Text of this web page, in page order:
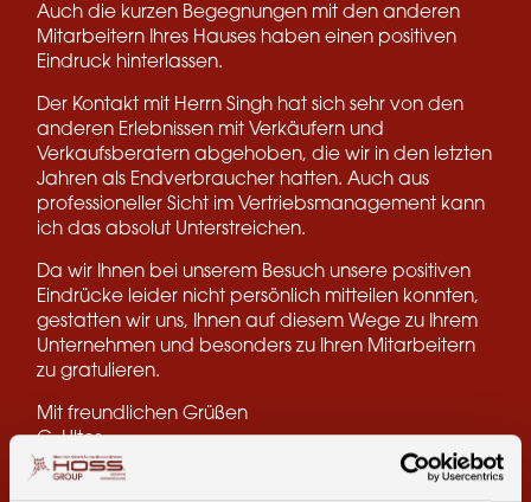
Auch die kurzen Begegnungen mit den anderen
Mitarbeitern Ihres Hauses haben einen positiven
Eindruck hinterlassen.
Der Kontakt mit Herrn Singh hat sich sehr von den
anderen Erlebnissen mit Verkäufern und
Verkaufsberatern abgehoben, die wir in den letzten
Jahren als Endverbraucher hatten. Auch aus
professioneller Sicht im Vertriebsmanagement kann
ich das absolut Unterstreichen.
Da wir Ihnen bei unserem Besuch unsere positiven
Eindrücke leider nicht persönlich mitteilen konnten,
gestatten wir uns, Ihnen auf diesem Wege zu Ihrem
Unternehmen und besonders zu Ihren Mitarbeitern
zu gratulieren.
Mit freundlichen Grüßen
G. Ultes